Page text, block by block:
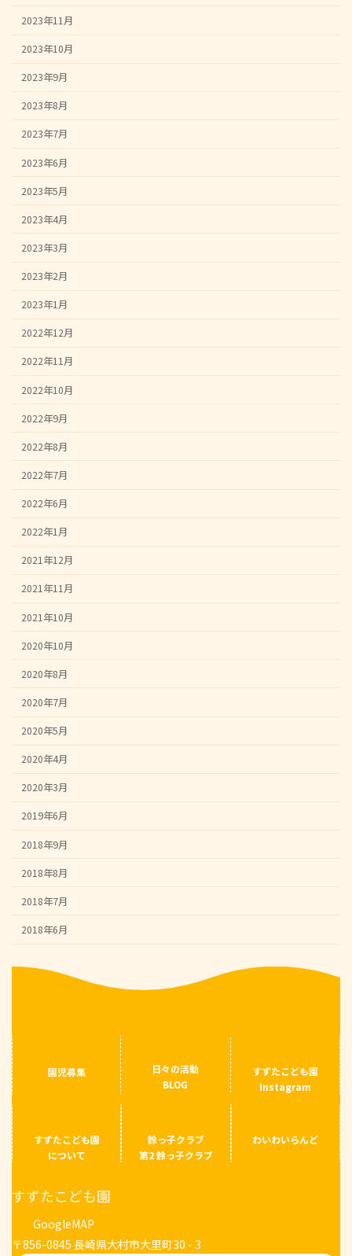
2023年11月
2023年10月
2023年9月
2023年8月
2023年7月
2023年6月
2023年5月
2023年4月
2023年3月
2023年2月
2023年1月
2022年12月
2022年11月
2022年10月
2022年9月
2022年8月
2022年7月
2022年6月
2022年1月
2021年12月
2021年11月
2021年10月
2020年10月
2020年8月
2020年7月
2020年5月
2020年4月
2020年3月
2019年6月
2018年9月
2018年8月
2018年7月
2018年6月
園児募集
日々の活動
BLOG
すずたこども園
Instagram
すずたこども園
について
鈴っ子クラブ
第2 鈴っ子クラブ
わいわいらんど
すずたこども園
GoogleMAP
〒856-0845 長崎県大村市大里町30 - 3